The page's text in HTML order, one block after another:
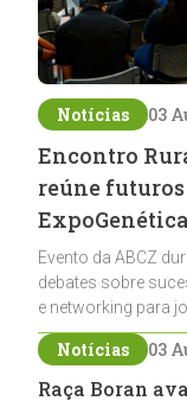
Notícias 03
Encontro
reúne
Evento da ABCZ
debates sobre
e networking para
Notícias 03
Raça Boran